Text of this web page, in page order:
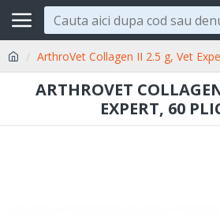
ArthroVet Collagen II 2.5 g, Vet
ARTHROVET
EXPERT, 60